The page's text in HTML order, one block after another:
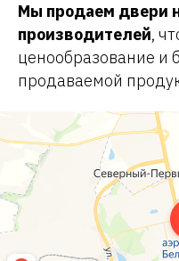
Мы продаем двери
производителей,
ценообразование и
продаваемой